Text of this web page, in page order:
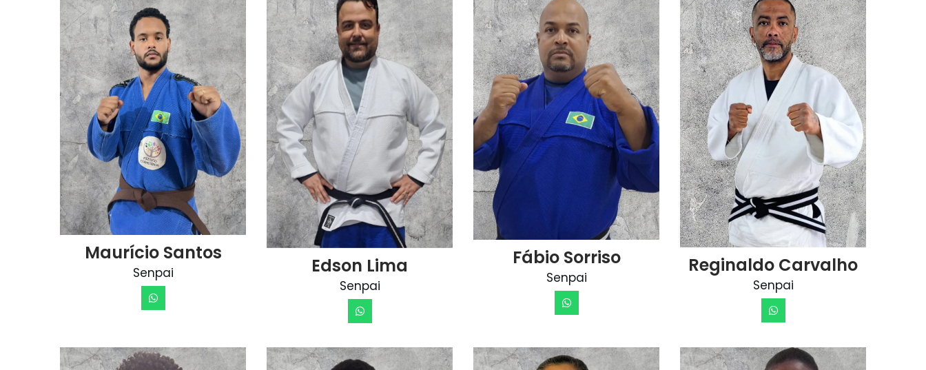
Maurício Santos
Senpai Edson Lima
Senpai
Fábio Sorriso
Senpai
Reginaldo Carvalho
Senpai